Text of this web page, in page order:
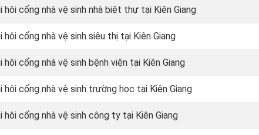
hôi cống nhà vệ sinh nhà biệt thự tại Kiên Giang
hôi cống nhà vệ sinh siêu thị tại Kiên Giang
hôi cống nhà vệ sinh bệnh viện tại Kiên Giang
hôi cống nhà vệ sinh trường học tại Kiên Giang
hôi cống nhà vệ sinh công ty tại Kiên Giang